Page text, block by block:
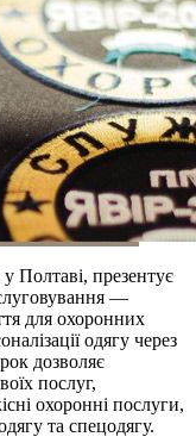
Полтаві, презентує
—
для охоронних
одягу через
дозволяє
послуг,
охоронні послуги,
та спецодягу.